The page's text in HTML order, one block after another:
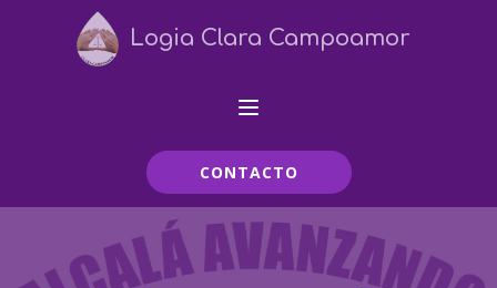
Logia Clara Campoamor
CONTACTO